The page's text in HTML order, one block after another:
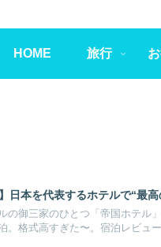
HOME 旅行
日本を代表するホテルで“最
の御三家のひとつ「帝国ホテル
。格式高すぎた〜。宿泊レビュー